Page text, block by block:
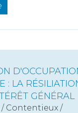
: LA
GÉNÉRAL
/ Contentieux /